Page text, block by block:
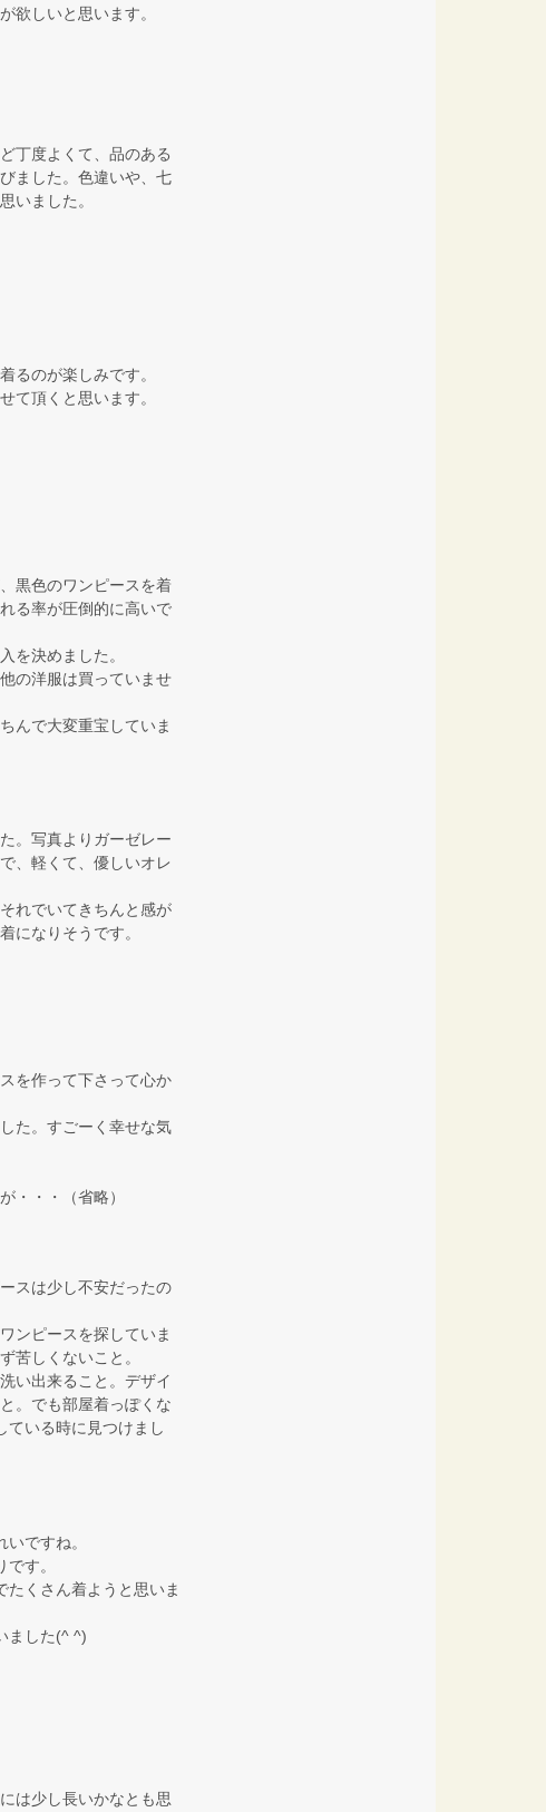
欲しいと思います。
丁度よくて、品のある
ました。色違いや、七
いました。
るのが楽しみです。
て頂くと思います。
黒色のワンピースを着
る率が圧倒的に高いで
を決めました。
の洋服は買っていませ
んで大変重宝していま
。写真よりガーゼレー
、軽くて、優しいオレ
れでいてきちんと感が
になりそうです。
を作って下さって心か
た。すごーく幸せな気
・・・（省略）
スは少し不安だったの
ンピースを探していま
苦しくないこと。
い出来ること。デザイ
。でも部屋着っぽくな
ている時に見つけまし
ですね。
す。
たくさん着ようと思いま
ました(^ ^)
は少し長いかなとも思